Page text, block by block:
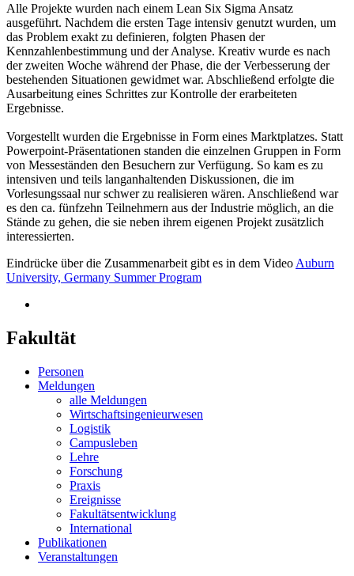
Alle Projekte wurden nach einem Lean Six Sigma Ansatz
ausgeführt. Nachdem die ersten Tage intensiv genutzt wurden, um
das Problem exakt zu definieren, folgten Phasen der
Kennzahlenbestimmung und der Analyse. Kreativ wurde es nach
der zweiten Woche während der Phase, die der Verbesserung der
bestehenden Situationen gewidmet war. Abschließend erfolgte die
Ausarbeitung eines Schrittes zur Kontrolle der erarbeiteten
Ergebnisse.
Vorgestellt wurden die Ergebnisse in Form eines Marktplatzes. Statt
Powerpoint-Präsentationen standen die einzelnen Gruppen in Form
von Messeständen den Besuchern zur Verfügung. So kam es zu
intensiven und teils langanhaltenden Diskussionen, die im
Vorlesungssaal nur schwer zu realisieren wären. Anschließend war
es den ca. fünfzehn Teilnehmern aus der Industrie möglich, an die
Stände zu gehen, die sie neben ihrem eigenen Projekt zusätzlich
interessierten.
Eindrücke über die Zusammenarbeit gibt es in dem Video Auburn
University, Germany Summer Program
Fakultät
Personen
Meldungen
alle Meldungen
Wirtschaftsingenieurwesen
Logistik
Campusleben
Lehre
Forschung
Praxis
Ereignisse
Fakultätsentwicklung
International
Publikationen
Veranstaltungen